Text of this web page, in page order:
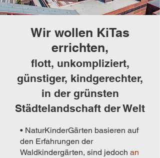
Wir wollen KiTas
errichten,
flott, unkompliziert,
günstiger, kindgerechter,
in der grünsten
Städtelandschaft der Welt
• NaturKinderGärten basieren auf
den Erfahrungen der
Waldkindergärten, sind jedoch an